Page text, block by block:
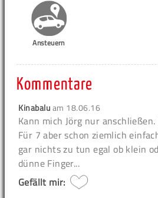
Ansteuern
Kommentare
Kinabaluam 18.06.16
Kann mich Jörg nur
Für 7 aber schon ziemlich
gar nichts zu tun egal ob klein
dünne Finger...
Gefällt mir: